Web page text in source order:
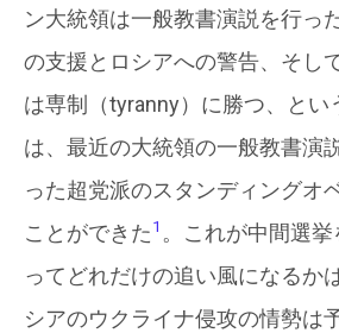
ン大統領は一般教書演説を行っ
の支援とロシアへの警告、そし
は専制（tyranny）に勝つ、とい
は、最近の大統領の一般教書演
った超党派のスタンディングオ
ことができた1 。これが中間選
ってどれだけの追い風になるか
シアのウクライナ侵攻の情勢は